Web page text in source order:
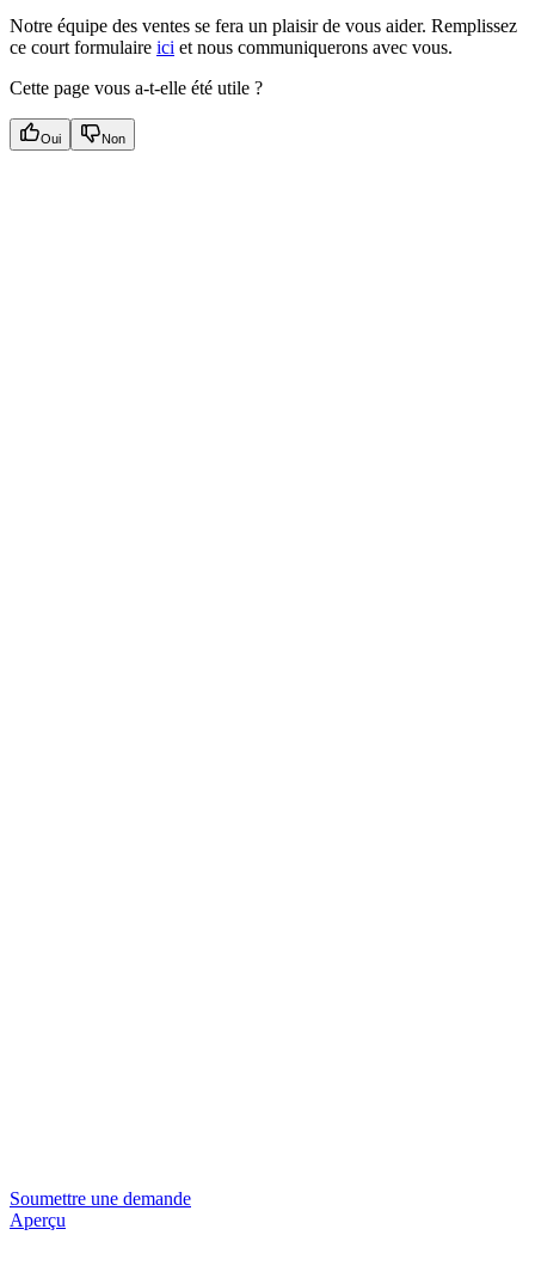
Notre équipe des ventes se fera un plaisir de vous aider. Remplissez
ce court formulaire ici et nous communiquerons avec vous.
Cette page vous a-t-elle été utile ?
Oui Non
Soumettre une demande
Aperçu